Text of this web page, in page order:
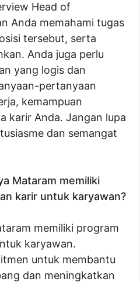
Head of
Anda memahami tugas
tersebut, serta
Anda juga perlu
yang logis dan
pertanyaan
kemampuan
karir Anda. Jangan lupa
dan semangat
Mataram memiliki
karir untuk karyawan?
memiliki program
karyawan.
untuk membantu
dan meningkatkan